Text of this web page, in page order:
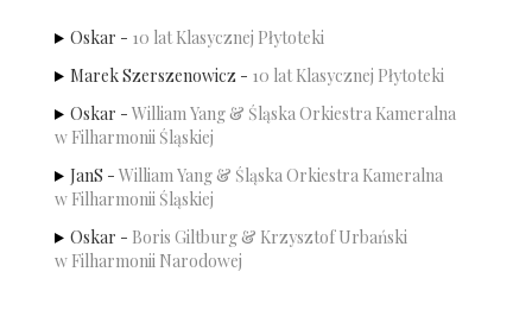
Oskar - 10 lat Klasycznej Płytoteki
Marek Szerszenowicz - 10 lat Klasycznej Płytoteki
Oskar - William Yang & Śląska Orkiestra Kameralna
w Filharmonii Śląskiej
JanS - William Yang & Śląska Orkiestra Kameralna
w Filharmonii Śląskiej
Oskar - Boris Giltburg & Krzysztof Urbański
w Filharmonii Narodowej